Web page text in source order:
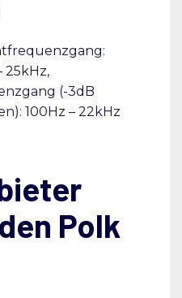
25kHz,
(-3dB
100Hz – 22kHz
Polk